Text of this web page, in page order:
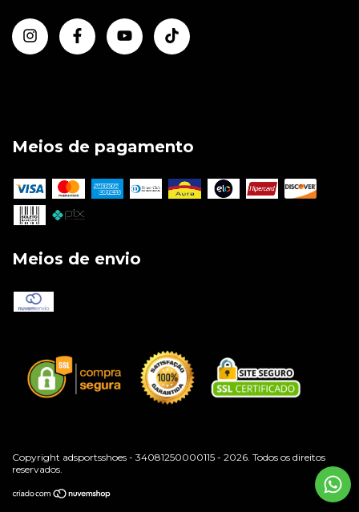
Meios de pagamento
Meios de envio
Copyright adsportsshoes - 34081250000115 - 2026. Todos os direitos
reservados.